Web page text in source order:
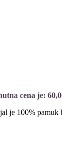
cena je:
je 100% pamuk